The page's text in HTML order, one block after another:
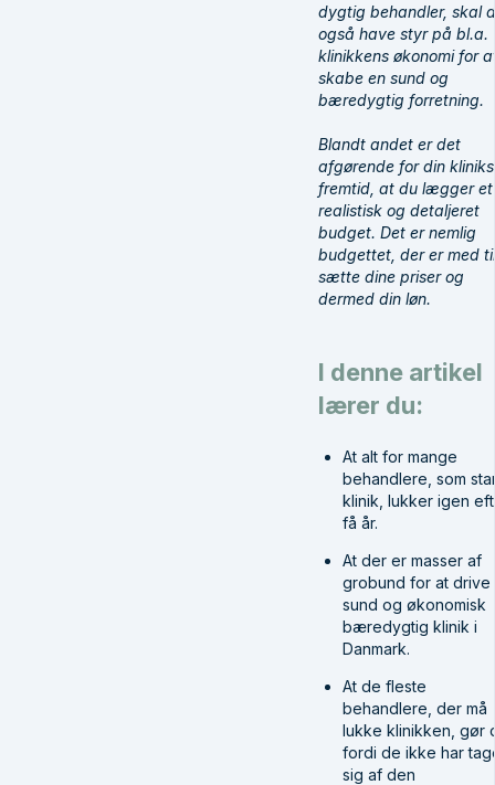
dygtig behandler, skal
også have styr på bl.a.
klinikkens økonomi for
skabe en sund og
bæredygtig forretning.
Blandt andet er det
afgørende for din kliniks
fremtid, at du lægger et
realistisk og detaljeret
budget. Det er nemlig
budgettet, der er med
sætte dine priser og
dermed din løn.
I denne artikel
lærer du:
At alt for mange
behandlere, som
klinik, lukker igen
få år.
At der er masser af
grobund for at drive
sund og økonomisk
bæredygtig klinik i
Danmark.
At de fleste
behandlere, der må
lukke klinikken, gør
fordi de ikke har
sig af den